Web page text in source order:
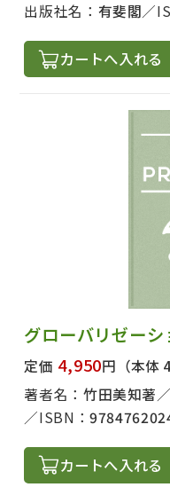
出版社名： 有斐閣
カートへ入れる
グローバリゼー
定価 4,950円 （本体
著者名： 竹田美知著
ISBN：
カートへ入れる